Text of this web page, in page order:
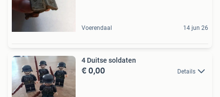
Voerendaal 14 jun 26
4 Duitse soldaten
€ 0,00 Details